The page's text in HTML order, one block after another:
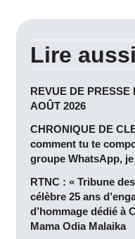
Lire aussi
REVUE DE PRESSE
AOÛT 2026
CHRONIQUE DE
comment tu te
groupe WhatsApp,
RTNC : « Tribune
célèbre 25 ans
d’hommage dédié à
Mama Odia Malaika